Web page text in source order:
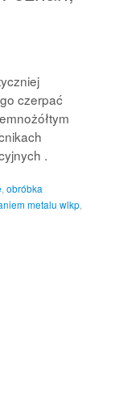
czerpać
.
obróbka
metalu wlkp